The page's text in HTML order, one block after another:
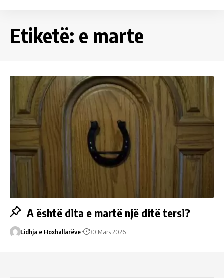
Etiketë: e marte
A është dita e martë një ditë tersi?
Lidhja e Hoxhallarëve 30 Mars 2026